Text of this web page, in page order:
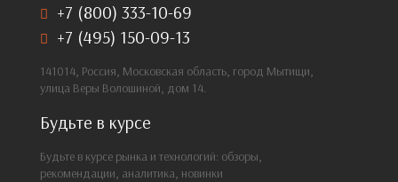
+7 (800) 333-10-69
+7 (495) 150-09-13
141014, Россия, Московская область, город Мытищи,
улица Веры Волошиной, дом 14.
Будьте в курсе
Будьте в курсе рынка и технологий: обзоры,
рекомендации, аналитика, новинки